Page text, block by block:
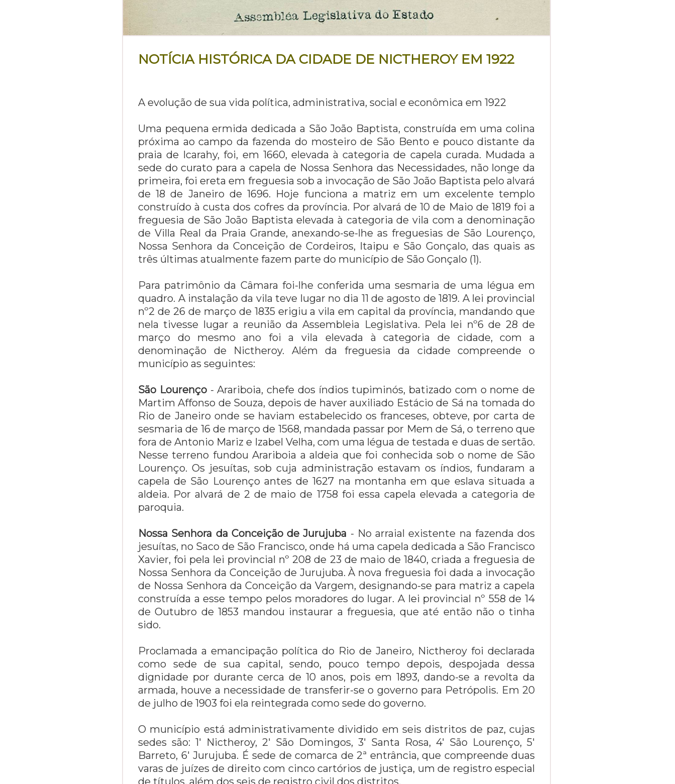
NOTÍCIA HISTÓRICA DA CIDADE DE NICTHEROY EM 1922
A evolução de sua vida política, administrativa, social e econômica em 1922
Uma pequena ermida dedicada a São João Baptista, construída em uma colina
próxima ao campo da fazenda do mosteiro de São Bento e pouco distante da
praia de Icarahy, foi, em 1660, elevada à categoria de capela curada. Mudada a
sede do curato para a capela de Nossa Senhora das Necessidades, não longe da
primeira, foi ereta em freguesia sob a invocação de São João Baptista pelo alvará
de 18 de Janeiro de 1696. Hoje funciona a matriz em um excelente templo
construído à custa dos cofres da província. Por alvará de 10 de Maio de 1819 foi a
freguesia de São João Baptista elevada à categoria de vila com a denominação
de Villa Real da Praia Grande, anexando-se-lhe as freguesias de São Lourenço,
Nossa Senhora da Conceição de Cordeiros, Itaipu e São Gonçalo, das quais as
três últimas atualmente fazem parte do município de São Gonçalo (1).
Para patrimônio da Câmara foi-lhe conferida uma sesmaria de uma légua em
quadro. A instalação da vila teve lugar no dia 11 de agosto de 1819. A lei provincial
nº2 de 26 de março de 1835 erigiu a vila em capital da província, mandando que
nela tivesse lugar a reunião da Assembleia Legislativa. Pela lei nº6 de 28 de
março do mesmo ano foi a vila elevada à categoria de cidade, com a
denominação de Nictheroy. Além da freguesia da cidade compreende o
município as seguintes:
São Lourenço- Arariboia, chefe dos índios tupiminós, batizado com o nome de
Martim Affonso de Souza, depois de haver auxiliado Estácio de Sá na tomada do
Rio de Janeiro onde se haviam estabelecido os franceses, obteve, por carta de
sesmaria de 16 de março de 1568, mandada passar por Mem de Sá, o terreno que
fora de Antonio Mariz e Izabel Velha, com uma légua de testada e duas de sertão.
Nesse terreno fundou Arariboia a aldeia que foi conhecida sob o nome de São
Lourenço. Os jesuítas, sob cuja administração estavam os índios, fundaram a
capela de São Lourenço antes de 1627 na montanha em que eslava situada a
aldeia. Por alvará de 2 de maio de 1758 foi essa capela elevada a categoria de
paroquia.
Nossa Senhora da Conceição de Jurujuba - No arraial existente na fazenda dos
jesuítas, no Saco de São Francisco, onde há uma capela dedicada a São Francisco
Xavier, foi pela lei provincial nº 208 de 23 de maio de 1840, criada a freguesia de
Nossa Senhora da Conceição de Jurujuba. À nova freguesia foi dada a invocação
de Nossa Senhora da Conceição da Vargem, designando-se para matriz a capela
construída a esse tempo pelos moradores do lugar. A lei provincial nº 558 de 14
de Outubro de 1853 mandou instaurar a freguesia, que até então não o tinha
sido.
Proclamada a emancipação política do Rio de Janeiro, Nictheroy foi declarada
como sede de sua capital, sendo, pouco tempo depois, despojada dessa
dignidade por durante cerca de 10 anos, pois em 1893, dando-se a revolta da
armada, houve a necessidade de transferir-se o governo para Petrópolis. Em 20
de julho de 1903 foi ela reintegrada como sede do governo.
O município está administrativamente dividido em seis distritos de paz, cujas
sedes são: 1' Nictheroy, 2' São Domingos, 3' Santa Rosa, 4' São Lourenço, 5'
Barreto, 6' Jurujuba. É sede de comarca de 2ª entrância, que compreende duas
varas de juízes de direito com cinco cartórios de justiça, um de registro especial
de títulos, além dos seis de registro civil dos distritos.